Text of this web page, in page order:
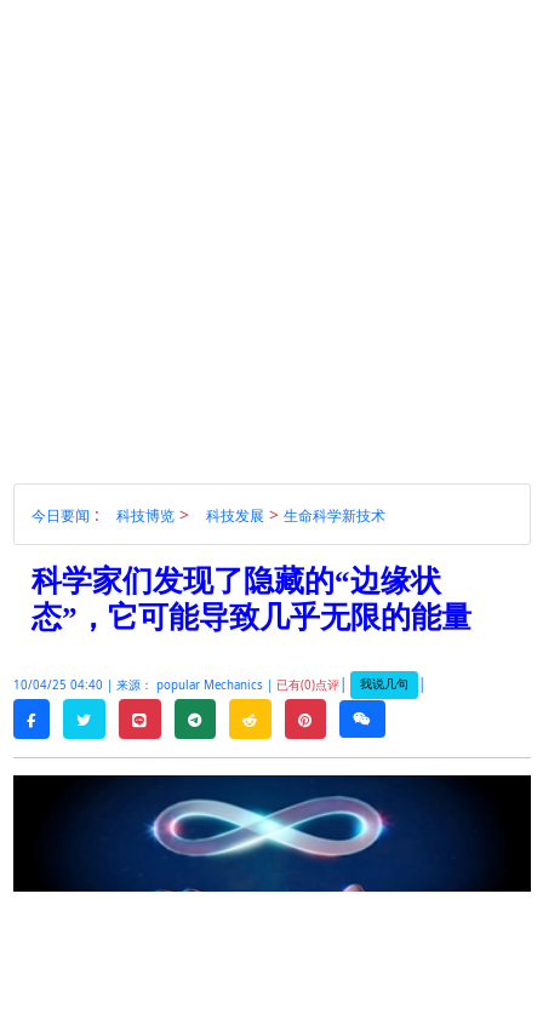
今日要闻 : 科技博览> 科技发展 > 生命科学新技术
科学家们发现了隐藏的“边缘状
态”，它可能导致几乎无限的能量
10/04/25 04:40 | 来源： popular Mechanics | 已有(0)点评| 我说几句 |
facebooktwitterline telegramreddit pinterestweixin